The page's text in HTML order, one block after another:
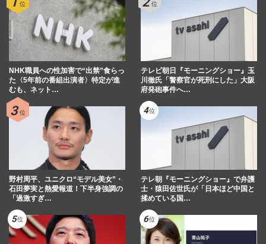
NHK職員への性加害で“出禁”食らっ
た〈5年前の番組出演者〉特定が進
むも、ネット…
テレビ朝日『モーニングショー』玉
川徹氏「警察官が死刑にした」大阪
府発砲事件へ…
野村周平、ユニクロ“モデル美女”・
石田夢実と熱愛報道！下半身強調の
「過激すぎ…
テレ朝『モーニングショー』で弁護
士・猿田佐世氏が「日本ほど中国と
揉めている国…